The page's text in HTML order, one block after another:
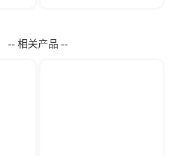
-- 相关产品 --